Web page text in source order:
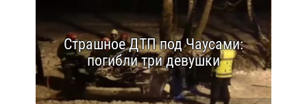
Страшное ДТП под Чаусами:
погибли три девушки